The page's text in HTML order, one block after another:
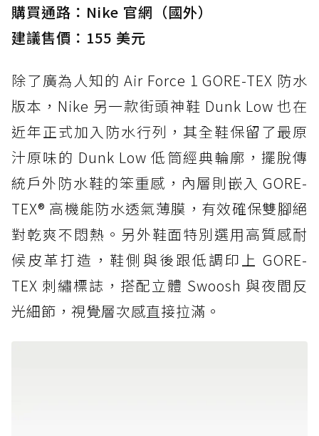
購買通路：Nike 官網（國外）
建議售價：155 美元
除了廣為人知的 Air Force 1 GORE-TEX 防水
版本，Nike 另一款街頭神鞋 Dunk Low 也在
近年正式加入防水行列，其全鞋保留了最原
汁原味的 Dunk Low 低筒經典輪廓，擺脫傳
統戶外防水鞋的笨重感，內層則嵌入 GORE-
TEX® 高機能防水透氣薄膜，有效確保雙腳絕
對乾爽不悶熱。另外鞋面特別選用高質感耐
候皮革打造，鞋側與後跟低調印上 GORE-
TEX 刺繡標誌，搭配立體 Swoosh 與夜間反
光細節，視覺層次感直接拉滿。